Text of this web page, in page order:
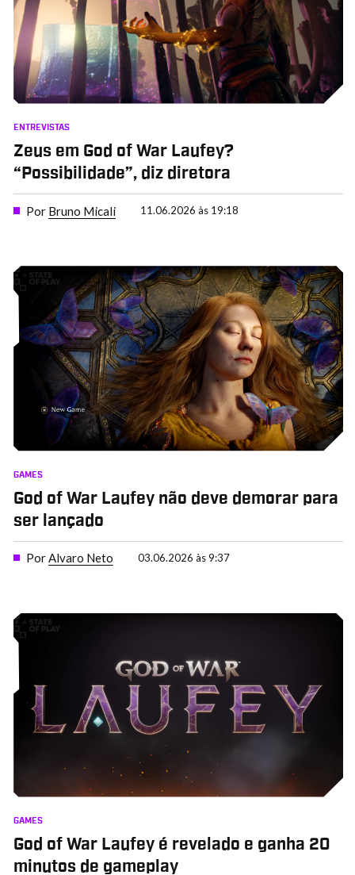
ENTREVISTAS
Zeus em God of War Laufey?
“Possibilidade”, diz diretora
Por Bruno Micali 11.06.2026 às 19:18
GAMES
God of War Laufey não deve demorar para
ser lançado
PorAlvaro Neto 03.06.2026 às 9:37
GAMES
God of War Laufey é revelado e ganha 20
minutos de gameplay